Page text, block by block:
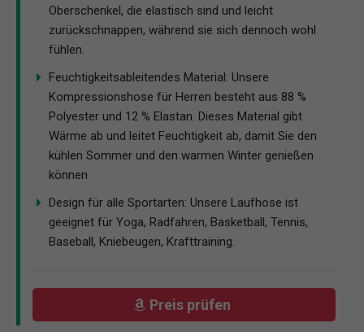
Oberschenkel, die elastisch sind und leicht
zurückschnappen, während sie sich dennoch wohl
fühlen.
Feuchtigkeitsableitendes Material: Unsere
Kompressionshose für Herren besteht aus 88 %
Polyester und 12 % Elastan. Dieses Material gibt
Wärme ab und leitet Feuchtigkeit ab, damit Sie den
kühlen Sommer und den warmen Winter genießen
können
Design für alle Sportarten: Unsere Laufhose ist
geeignet für Yoga, Radfahren, Basketball, Tennis,
Baseball, Kniebeugen, Krafttraining.
Preis prüfen